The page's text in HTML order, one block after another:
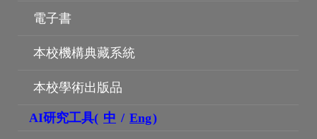
電子書
本校機構典藏系統
本校學術出版品
AI研究工具( 中 / Eng)